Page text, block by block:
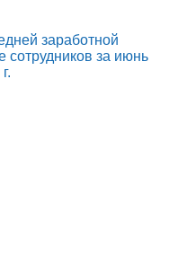
заработной
сотрудников за июнь